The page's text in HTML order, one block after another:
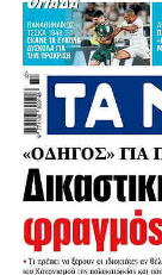
Πηγή:
.
.
.